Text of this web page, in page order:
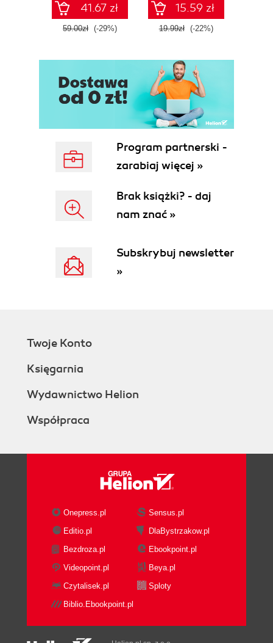
41.67 zł
59.00zł (-29%)
15.59 zł
19.99zł (-22%)
Program partnerski -
zarabiaj więcej »
Brak książki? - daj
nam znać »
Subskrybuj newsletter
»
Twoje Konto
Księgarnia
Wydawnictwo Helion
Współpraca
Onepress.pl
Sensus.pl
Editio.pl
DlaBystrzakow.pl
Bezdroza.pl
Ebookpoint.pl
Videopoint.pl
Beya.pl
Czytalisek.pl
Sploty
Biblio.Ebookpoint.pl